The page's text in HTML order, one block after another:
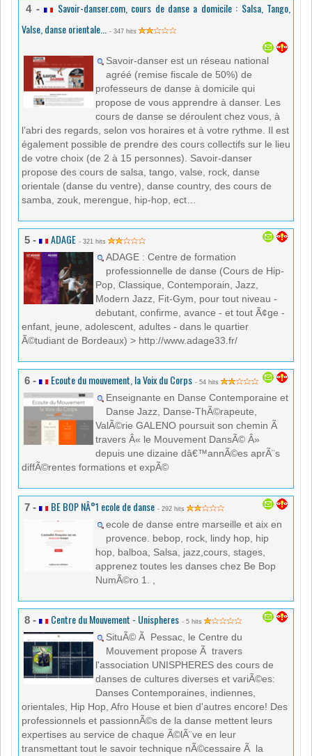
4 -
Savoir-danser.com, cours de danse a domicile : Salsa, Tango,
Valse, danse orientale...
- 347 hits
Savoir-danser est un réseau national
agréé (remise fiscale de 50%) de
professeurs de danse à domicile qui
propose de vous apprendre à danser. Les
cours de danse se déroulent chez vous, à
l’abri des regards, selon vos horaires et à votre rythme. Il est
également possible de prendre des cours collectifs sur le lieu
de votre choix (de 2 à 15 personnes). Savoir-danser
propose des cours de salsa, tango, valse, rock, danse
orientale (danse du ventre), danse country, des cours de
samba, zouk, merengue, hip-hop, ect…
5 - ADAGE - 321 hits
ADAGE : Centre de formation
professionnelle de danse (Cours de Hip-
Pop, Classique, Contemporain, Jazz,
Modern Jazz, Fit-Gym, pour tout niveau -
debutant, confirme, avance - et tout Ã¢ge -
enfant, jeune, adolescent, adultes - dans le quartier
Ã©tudiant de Bordeaux) > http://www.adage33.fr/
6 - Ecoute du mouvement, la Voix du Corps - 54 hits
Enseignante en Danse Contemporaine et
Danse Jazz, Danse-ThÃ©rapeute,
ValÃ©rie GALENO poursuit son chemin Ã
travers Â« le Mouvement DansÃ© Â»
depuis une dizaine dâ€™annÃ©es aprÃ¨s
diffÃ©rentes formations et expÃ©
7 - BE BOP NÂ°1 ecole de danse - 292 hits
ecole de danse entre marseille et aix en
provence. bebop, rock, lindy hop, hip
hop, balboa, Salsa, jazz,cours, stages,
apprenez toutes les danses chez Be Bop
NumÃ©ro 1. ,
8 - Centre du Mouvement - Unispheres - 5 hits
SituÃ© Ã Pessac, le Centre du
Mouvement propose Ã travers
l'association UNISPHERES des cours de
danses de cultures diverses et variÃ©es:
Danses Contemporaines, indiennes,
orientales, Hip Hop, Afro House et bien d'autres encore! Des
professionnels et passionnÃ©s de la danse mettent leurs
expertises au service de chaque Ã©lÃ¨ve en leur
transmettant tout le savoir technique nÃ©cessaire Ã la